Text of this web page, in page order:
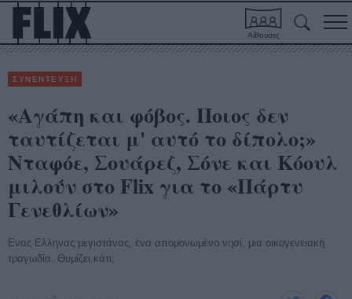
Αίθουσες
ΣΥΝΕΝΤΕΥΞΗ
«Αγάπη και φόβος. Ποιος δεν
ταυτίζεται μ' αυτό το δίπολο;»
Νταφόε, Σουάρεζ, Σόνε και Κόουλ
μιλούν στο Flix για το «Πάρτυ
Γενεθλίων»
Ενας Ελληνας μεγιστάνας, ένα απομονωμένο νησί, μια οικογενειακή
τραγωδία. Θυμίζει κάτι;